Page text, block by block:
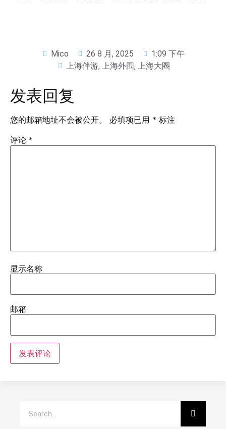
Mico 26 8 月, 2025
1:09 下午
上海伴游, 上海外围, 上海大圈
发表回复
您的邮箱地址不会被公开。 必填项已用 * 标注
评论 *
显示名称
邮箱